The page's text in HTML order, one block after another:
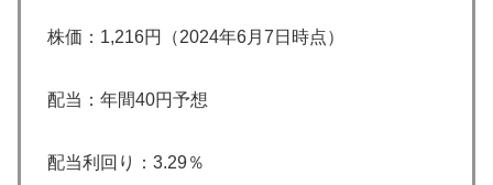
株価：1,216円（2024年6月7日時点）
配当：年間40円予想
配当利回り：3.29％